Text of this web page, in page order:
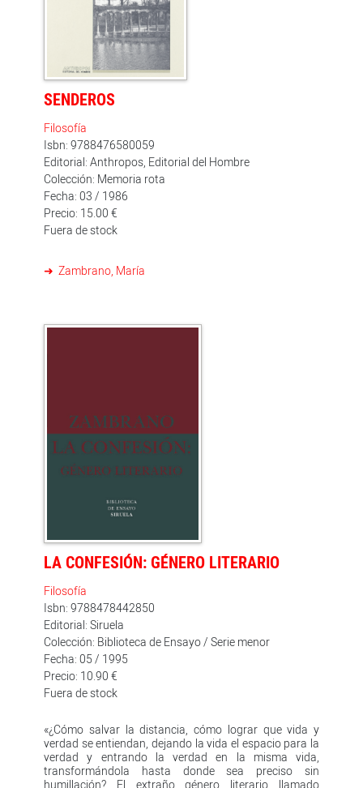
SENDEROS
Filosofía
Isbn: 9788476580059
Editorial: Anthropos, Editorial del Hombre
Colección: Memoria rota
Fecha: 03 / 1986
Precio: 15.00 €
Fuera de stock
Zambrano, María
LA CONFESIÓN: GÉNERO LITERARIO
Filosofía
Isbn: 9788478442850
Editorial: Siruela
Colección: Biblioteca de Ensayo / Serie menor
Fecha: 05 / 1995
Precio: 10.90 €
Fuera de stock
«¿Cómo salvar la distancia, cómo lograr que vida y
verdad se entiendan, dejando la vida el espacio para la
verdad y entrando la verdad en la misma vida,
transformándola hasta donde sea preciso sin
humillación? El extraño género literario llamado